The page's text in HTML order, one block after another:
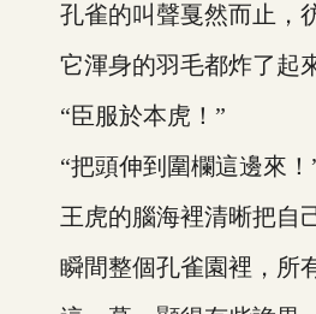
孔雀的叫聲戛然而止，彷
它渾身的羽毛都炸了起來
“臣服於本虎！”
“把頭伸到圍欄這邊來！
王虎的腦海裡清晰把自己
瞬間整個孔雀園裡，所有